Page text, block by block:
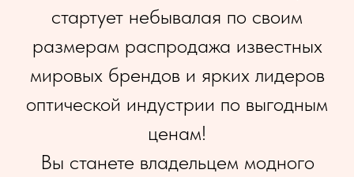
стартует небывалая по своим
размерам распродажа известных
мировых брендов и ярких лидеров
оптической индустрии по выгодным
ценам!
Вы станете владельцем модного